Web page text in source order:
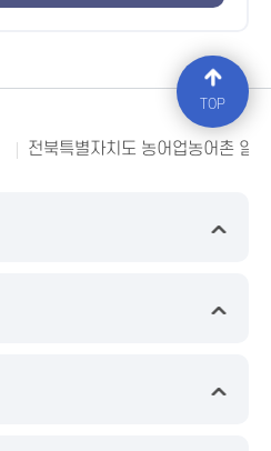
전북특별자치도 농어업농어촌 일
TOP